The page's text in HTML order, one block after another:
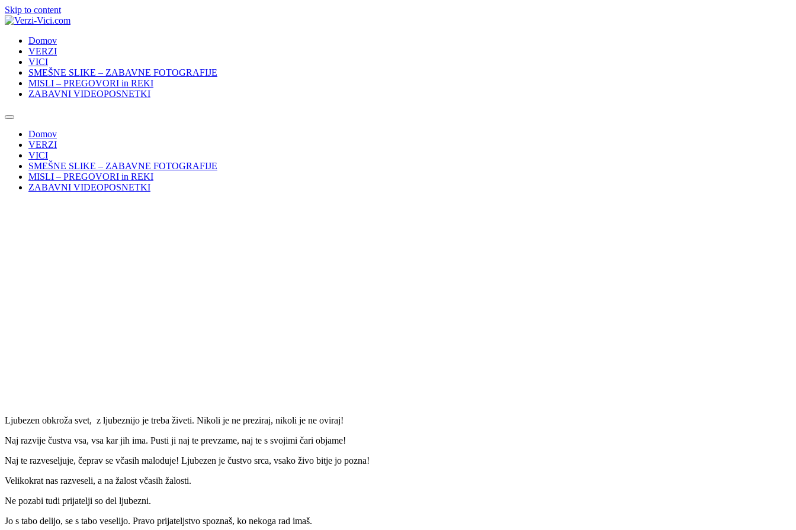
Skip to content
Domov
VERZI
VICI
SMEŠNE SLIKE – ZABAVNE FOTOGRAFIJE
MISLI – PREGOVORI in REKI
ZABAVNI VIDEOPOSNETKI
Domov
VERZI
VICI
SMEŠNE SLIKE – ZABAVNE FOTOGRAFIJE
MISLI – PREGOVORI in REKI
ZABAVNI VIDEOPOSNETKI
Ljubezen obkroža svet, z ljubeznijo je treba živeti. Nikoli je ne preziraj, nikoli je ne oviraj!
Naj razvije čustva vsa, vsa kar jih ima. Pusti ji naj te prevzame, naj te s svojimi čari objame!
Naj te razveseljuje, čeprav se včasih maloduje! Ljubezen je čustvo srca, vsako živo bitje jo pozna!
Velikokrat nas razveseli, a na žalost včasih žalosti.
Ne pozabi tudi prijatelji so del ljubezni.
Jo s tabo delijo, se s tabo veselijo. Pravo prijateljstvo spoznaš, ko nekoga rad imaš.